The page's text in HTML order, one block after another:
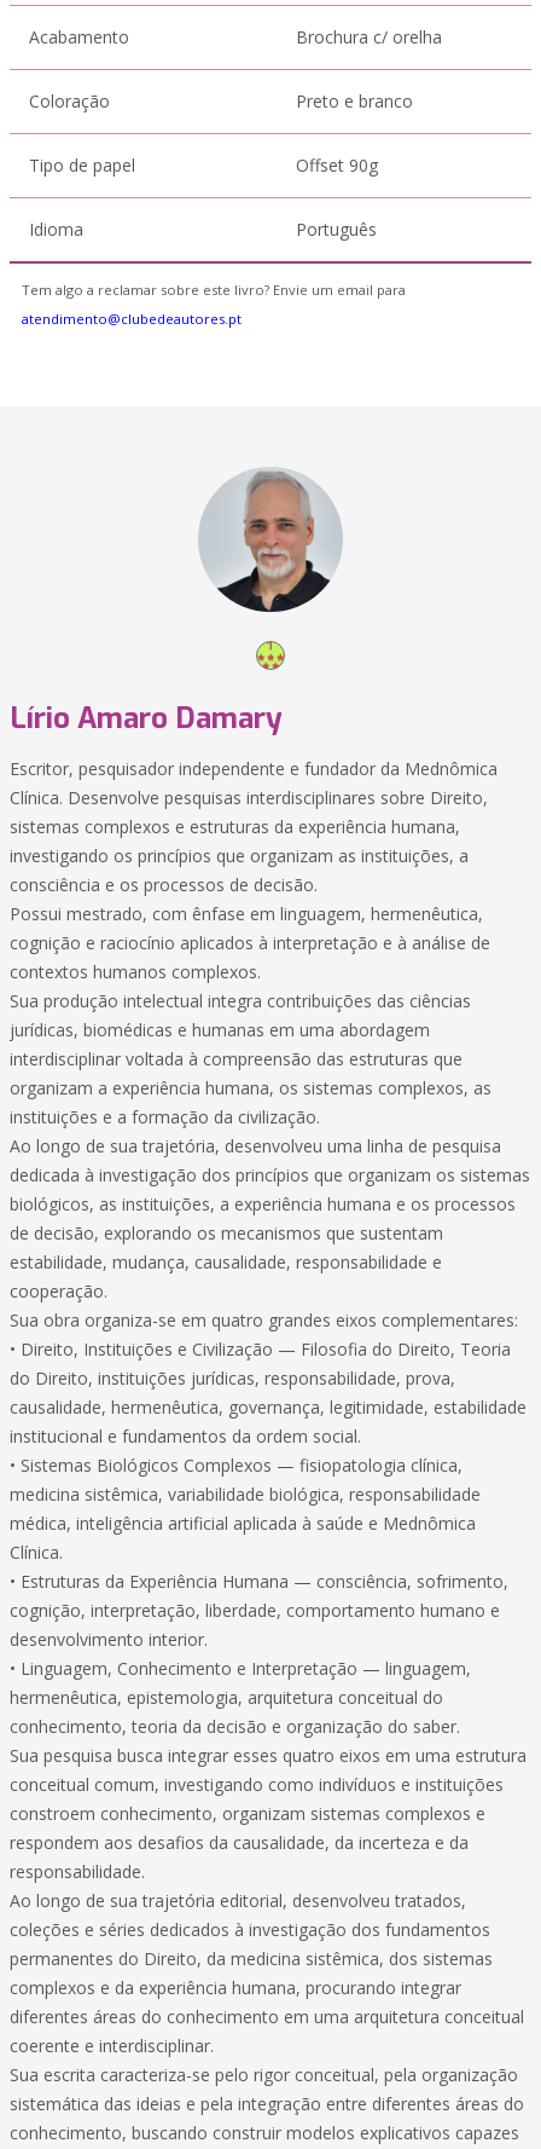
Acabamento Brochura c/ orelha
Coloração Preto e branco
Tipo de papel Offset 90g
Idioma Português
Tem algo a reclamar sobre este livro? Envie um email para
atendimento@clubedeautores.pt
Lírio Amaro Damary
Escritor, pesquisador independente e fundador da Mednômica
Clínica. Desenvolve pesquisas interdisciplinares sobre Direito,
sistemas complexos e estruturas da experiência humana,
investigando os princípios que organizam as instituições, a
consciência e os processos de decisão.
Possui mestrado, com ênfase em linguagem, hermenêutica,
cognição e raciocínio aplicados à interpretação e à análise de
contextos humanos complexos.
Sua produção intelectual integra contribuições das ciências
jurídicas, biomédicas e humanas em uma abordagem
interdisciplinar voltada à compreensão das estruturas que
organizam a experiência humana, os sistemas complexos, as
instituições e a formação da civilização.
Ao longo de sua trajetória, desenvolveu uma linha de pesquisa
dedicada à investigação dos princípios que organizam os sistemas
biológicos, as instituições, a experiência humana e os processos
de decisão, explorando os mecanismos que sustentam
estabilidade, mudança, causalidade, responsabilidade e
cooperação.
Sua obra organiza-se em quatro grandes eixos complementares:
• Direito, Instituições e Civilização — Filosofia do Direito, Teoria
do Direito, instituições jurídicas, responsabilidade, prova,
causalidade, hermenêutica, governança, legitimidade, estabilidade
institucional e fundamentos da ordem social.
• Sistemas Biológicos Complexos — fisiopatologia clínica,
medicina sistêmica, variabilidade biológica, responsabilidade
médica, inteligência artificial aplicada à saúde e Mednômica
Clínica.
• Estruturas da Experiência Humana — consciência, sofrimento,
cognição, interpretação, liberdade, comportamento humano e
desenvolvimento interior.
• Linguagem, Conhecimento e Interpretação — linguagem,
hermenêutica, epistemologia, arquitetura conceitual do
conhecimento, teoria da decisão e organização do saber.
Sua pesquisa busca integrar esses quatro eixos em uma estrutura
conceitual comum, investigando como indivíduos e instituições
constroem conhecimento, organizam sistemas complexos e
respondem aos desafios da causalidade, da incerteza e da
responsabilidade.
Ao longo de sua trajetória editorial, desenvolveu tratados,
coleções e séries dedicados à investigação dos fundamentos
permanentes do Direito, da medicina sistêmica, dos sistemas
complexos e da experiência humana, procurando integrar
diferentes áreas do conhecimento em uma arquitetura conceitual
coerente e interdisciplinar.
Sua escrita caracteriza-se pelo rigor conceitual, pela organização
sistemática das ideias e pela integração entre diferentes áreas do
conhecimento, buscando construir modelos explicativos capazes